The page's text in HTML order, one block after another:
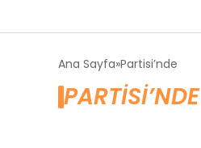
Ana Sayfa Partisi’nde